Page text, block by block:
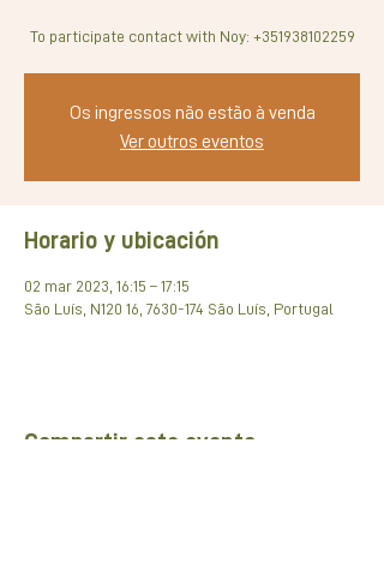
To participate contact with Noy: +351938102259
Os ingressos não estão à venda
Ver outros eventos
Horario y ubicación
02 mar 2023, 16:15 – 17:15
São Luís, N120 16, 7630-174 São Luís, Portugal
Compartir este evento